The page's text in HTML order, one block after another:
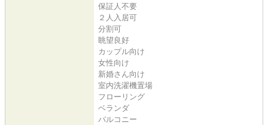
保証人不要
２人入居可
分割可
眺望良好
カップル向け
女性向け
新婚さん向け
室内洗濯機置場
フローリング
ベランダ
バルコニー